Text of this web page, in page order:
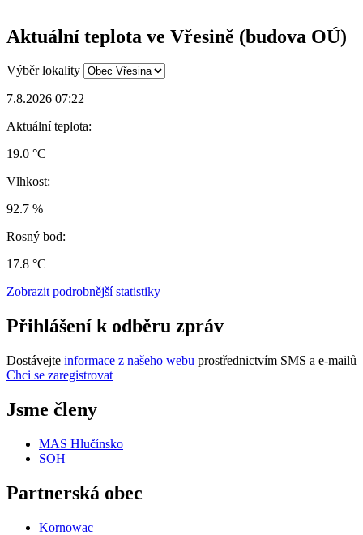
Aktuální teplota ve Vřesině (budova OÚ)
Výběr lokality
7.8.2026 07:22
Aktuální teplota:
19.0 °C
Vlhkost:
92.7 %
Rosný bod:
17.8 °C
Zobrazit podrobnější statistiky
Přihlášení k odběru zpráv
Dostávejte informace z našeho webu prostřednictvím SMS a e-mailů
Chci se zaregistrovat
Jsme členy
MAS Hlučínsko
SOH
Partnerská obec
Kornowac